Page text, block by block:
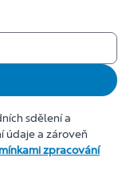
sdělení a
údaje a zároveň
zpracování